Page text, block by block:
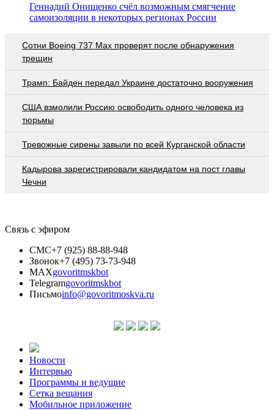
Геннадий Онищенко счёл возможным смягчение
самоизоляции в некоторых регионах России
Сотни Boeing 737 Max проверят после обнаружения
трещин
Трамп: Байден передал Украине достаточно вооружения
США взмолили Россию освободить одного человека из
тюрьмы
Тревожные сирены завыли по всей Курганской области
Кадырова зарегистрировали кандидатом на пост главы
Чечни
Связь с эфиром
СМС+7 (925) 88-88-948
Звонок+7 (495) 73-73-948
MAXgovoritmskbot
Telegramgovoritmskbot
Письмоinfo@govoritmoskva.ru
Новости
Интервью
Программы и ведущие
Сетка вещания
Мобильное приложение